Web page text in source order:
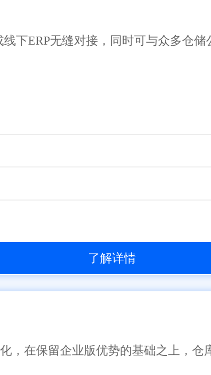
下ERP无缝对接，同时可与众多仓
了解详情
，在保留企业版优势的基础之上，